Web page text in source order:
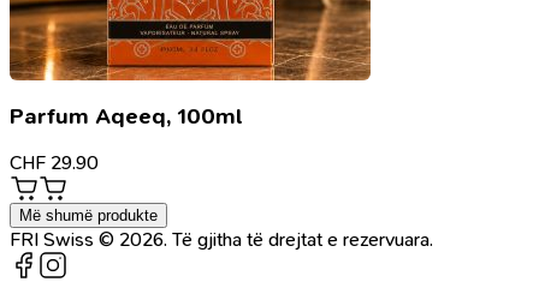
Parfum Aqeeq, 100ml
CHF 29.90
Më shumë produkte
FRI Swiss © 2026. Të gjitha të drejtat e rezervuara.